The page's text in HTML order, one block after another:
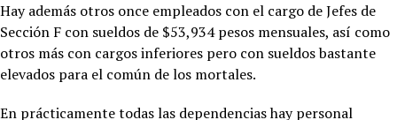
Hay además otros once empleados con el cargo de Jefes de
Sección F con sueldos de $53,934 pesos mensuales, así como
otros más con cargos inferiores pero con sueldos bastante
elevados para el común de los mortales.
En prácticamente todas las dependencias hay personal